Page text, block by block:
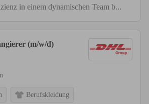
in einem dynamischen Team b...
(m/w/d)
Berufskleidung